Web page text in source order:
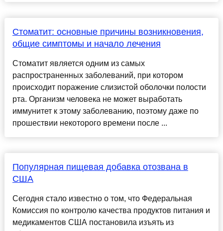
Стоматит: основные причины возникновения,
общие симптомы и начало лечения
Стоматит является одним из самых
распространенных заболеваний, при котором
происходит поражение слизистой оболочки полости
рта. Организм человека не может выработать
иммунитет к этому заболеванию, поэтому даже по
прошествии некоторого времени после ...
Популярная пищевая добавка отозвана в
США
Сегодня стало известно о том, что Федеральная
Комиссия по контролю качества продуктов питания и
медикаментов США постановила изъять из